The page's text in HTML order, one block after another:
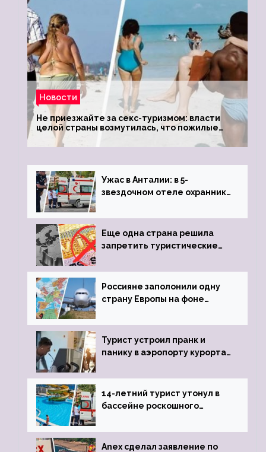
Новости
Не приезжайте за секс-туризмом: власти
целой страны возмутилась, что пожилые
туристки массово едут к ним, чтобы
обзавестись молодыми любовниками
Ужас в Анталии: в 5-
звездочном отеле охранник
пистолета
Еще одна страна решила
запретить туристические
Россияне заполонили одну
страну Европы на фоне
виз
Турист устроил пранк и
панику в аэропорту курорта,
задержке рейса
14-летний турист утонул в
бассейне роскошного
Anex сделал заявление по